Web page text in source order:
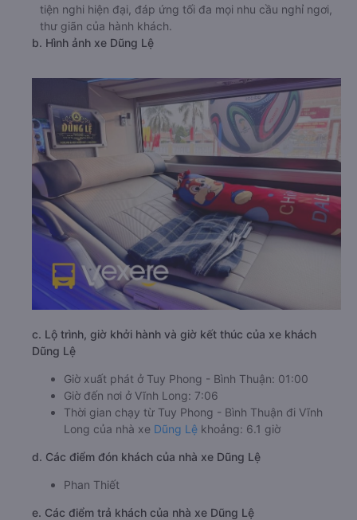
tiện nghi hiện đại, đáp ứng tối đa mọi nhu cầu nghỉ ngơi,
thư giãn của hành khách.
b. Hình ảnh xe Dũng Lệ
c. Lộ trình, giờ khởi hành và giờ kết thúc của xe khách
Dũng Lệ
Giờ xuất phát ở Tuy Phong - Bình Thuận: 01:00
Giờ đến nơi ở Vĩnh Long: 7:06
Thời gian chạy từ Tuy Phong - Bình Thuận đi Vĩnh
Long của nhà xe Dũng Lệ khoảng: 6.1 giờ
d. Các điểm đón khách của nhà xe Dũng Lệ
Phan Thiết
e. Các điểm trả khách của nhà xe Dũng Lệ